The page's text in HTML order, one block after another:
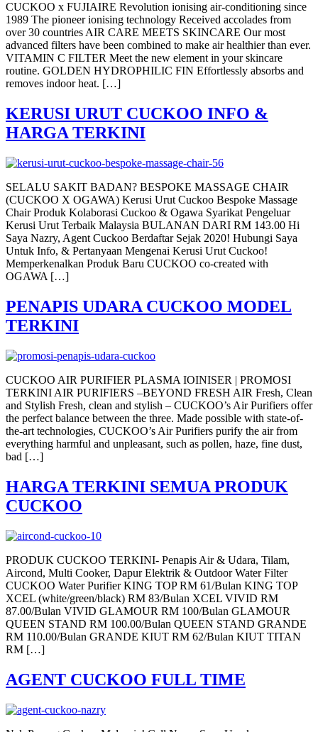
CUCKOO x FUJIAIRE Revolution ionising air-conditioning since
1989 The pioneer ionising technology Received accolades from
over 30 countries AIR CARE MEETS SKINCARE Our most
advanced filters have been combined to make air healthier than ever.
VITAMIN C FILTER Meet the new element in your skincare
routine. GOLDEN HYDROPHILIC FIN Effortlessly absorbs and
removes indoor heat. […]
KERUSI URUT CUCKOO INFO &
HARGA TERKINI
SELALU SAKIT BADAN? BESPOKE MASSAGE CHAIR
(CUCKOO X OGAWA) Kerusi Urut Cuckoo Bespoke Massage
Chair Produk Kolaborasi Cuckoo & Ogawa Syarikat Pengeluar
Kerusi Urut Terbaik Malaysia BULANAN DARI RM 143.00 Hi
Saya Nazry, Agent Cuckoo Berdaftar Sejak 2020! Hubungi Saya
Untuk Info, & Pertanyaan Mengenai Kerusi Urut Cuckoo!
Memperkenalkan Produk Baru CUCKOO co-created with
OGAWA […]
PENAPIS UDARA CUCKOO MODEL
TERKINI
CUCKOO AIR PURIFIER PLASMA IOINISER | PROMOSI
TERKINI AIR PURIFIERS –BEYOND FRESH AIR Fresh, Clean
and Stylish Fresh, clean and stylish – CUCKOO’s Air Purifiers offer
the perfect balance between the three. Made possible with state-of-
the-art technologies, CUCKOO’s Air Purifiers purify the air from
everything harmful and unpleasant, such as pollen, haze, fine dust,
bad […]
HARGA TERKINI SEMUA PRODUK
CUCKOO
PRODUK CUCKOO TERKINI- Penapis Air & Udara, Tilam,
Aircond, Multi Cooker, Dapur Elektrik & Outdoor Water Filter
CUCKOO Water Purifier KING TOP RM 61/Bulan KING TOP
XCEL (white/green/black) RM 83/Bulan XCEL VIVID RM
87.00/Bulan VIVID GLAMOUR RM 100/Bulan GLAMOUR
QUEEN STAND RM 100.00/Bulan QUEEN STAND GRANDE
RM 110.00/Bulan GRANDE KIUT RM 62/Bulan KIUT TITAN
RM […]
AGENT CUCKOO FULL TIME